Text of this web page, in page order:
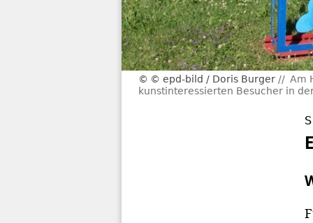
© epd-bild / Doris Burger
Am
kunstinteressierten Besucher in